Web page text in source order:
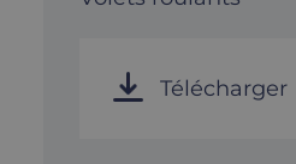
Télécharger